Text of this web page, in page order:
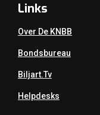
Links
Over De KNBB
Bondsbureau
Biljart.tv
Helpdesks